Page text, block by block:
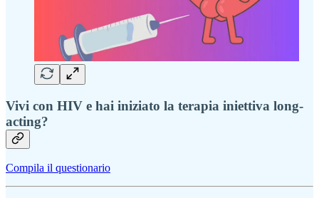
Vivi con HIV e hai iniziato la terapia iniettiva long-
acting?
Compila il questionario